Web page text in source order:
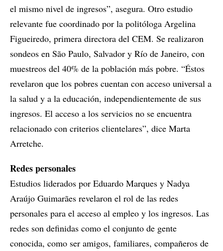
el mismo nivel de ingresos”, asegura. Otro estudio
relevante fue coordinado por la politóloga Argelina
Figueiredo, primera directora del CEM. Se realizaron
sondeos en São Paulo, Salvador y Río de Janeiro, con
muestreos del 40% de la población más pobre. “Éstos
revelaron que los pobres cuentan con acceso universal a
la salud y a la educación, independientemente de sus
ingresos. El acceso a los servicios no se encuentra
relacionado con criterios clientelares”, dice Marta
Arretche.
Redes personales
Estudios liderados por Eduardo Marques y Nadya
Araújo Guimarães revelaron el rol de las redes
personales para el acceso al empleo y los ingresos. Las
redes son definidas como el conjunto de gente
conocida, como ser amigos, familiares, compañeros de